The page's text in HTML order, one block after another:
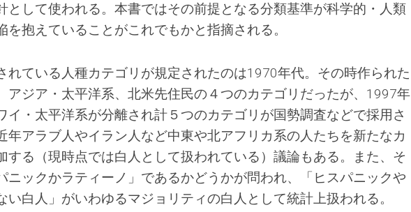
として使われる。本書ではその前提となる分類基準が科学的・人類
を抱えていることがこれでもかと指摘される。
れている人種カテゴリが規定されたのは1970年代。その時作られた
アジア・太平洋系、北米先住民の４つのカテゴリだったが、1997年
イ・太平洋系が分離され計５つのカテゴリが国勢調査などで採用さ
年アラブ人やイラン人など中東や北アフリカ系の人たちを新たなカ
する（現時点では白人として扱われている）議論もある。また、そ
ニックかラティーノ」であるかどうかが問われ、「ヒスパニックや
い白人」がいわゆるマジョリティの白人として統計上扱われる。